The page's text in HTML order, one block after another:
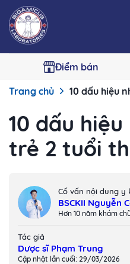
Điểm bán
Trang chủ 10 dấu hiệu
10 dấu
trẻ 2 tuổi
Cố vấn nội dung y
BSCKII Nguyễn
Hơn 10 năm khám
Tác giả
Dược sĩ Phạm Trung
Cập nhật lần cuối: 29/03/2026